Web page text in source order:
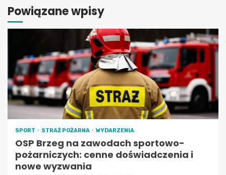
Powiązane wpisy
SPORT STRAŻ POŻARNA WYDARZENIA
OSP Brzeg na zawodach sportowo-
pożarniczych: cenne doświadczenia i
nowe wyzwania